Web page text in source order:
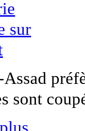
sont